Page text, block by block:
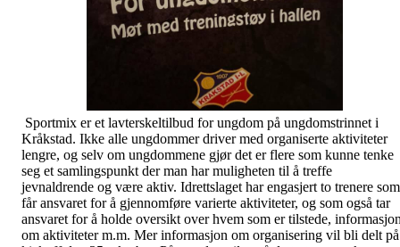
Sportmix er et lavterskeltilbud for ungdom på ungdomstrinnet i
Kråkstad. Ikke alle ungdommer driver med organiserte aktiviteter
lengre, og selv om ungdommene gjør det er flere som kunne tenke
seg et samlingspunkt der man har muligheten til å treffe
jevnaldrende og være aktiv. Idrettslaget har engasjert to trenere som
får ansvaret for å gjennomføre varierte aktiviteter, og som også tar
ansvaret for å holde oversikt over hvem som er tilstede,
om aktiviteter m.m. Mer informasjon om organisering vil bli delt på